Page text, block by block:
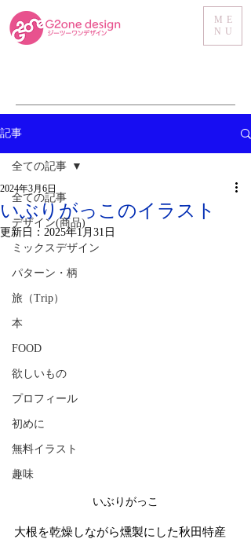
ME
NU
記事
全ての記事
デザイン(商品)
ミックスデザイン
パターン・柄
旅（Trip）
本
FOOD
欲しいもの
プロフィール
初めに
無料イラスト
趣味
全ての記事
いぶりがっこのイラスト
2024年3月6日
更新日： 2025年1月31日
いぶりがっこ
大根を乾燥しながら燻製にした秋田特産